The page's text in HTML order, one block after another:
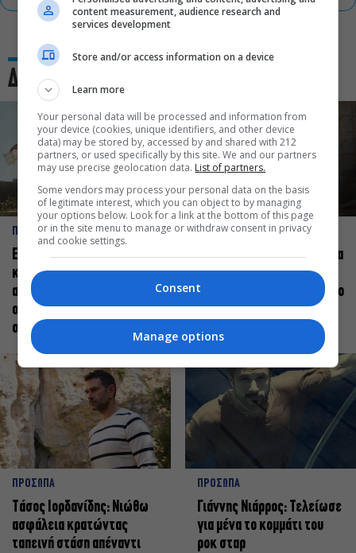
Δες και αυτό
ΠΡΟΣΩΠΑ
Ελεάνα Ανδρεούδη: Κάθε
καλλιτέχνης όταν
ανεβαίνει στη σκηνή
οφείλει να αισθάνεται
σταρ
ΠΡΟΣΩΠΑ
Βαγγέλης Μπίκος: Έμαθα να
δίνω αξία στο ποιος είμαι
πάνω στη σκηνή και όχι στο
πως χορεύω
ΠΡΟΣΩΠΑ
Tάσος Ιορδανίδης: Νιώθω
ασφάλεια κρατώντας
ταπεινή στάση απέναντι
ΠΡΟΣΩΠΑ
Γιάννης Νιάρρος: Τελείωσε
για μένα το κομμάτι του
ροκ σταρ
content measurement, audience research and
services development
Store and/or access information on a device
Learn more
Your personal data will be processed and information from
your device (cookies, unique identifiers, and other device
data) may be stored by, accessed by and shared with 212
partners, or used specifically by this site. We and our partners
may use precise geolocation data. List of partners.
Some vendors may process your personal data on the basis
of legitimate interest, which you can object to by managing
your options below. Look for a link at the bottom of this page
or in the site menu to manage or withdraw consent in privacy
and cookie settings.
Consent
Manage options